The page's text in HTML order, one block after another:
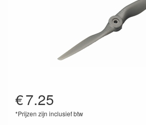
€7.25
*Prijzen zijn inclusief btw